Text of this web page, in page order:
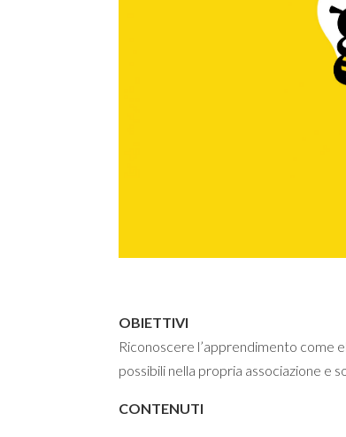
OBIETTIVI
Riconoscere l’apprendimento come
possibili nella propria associazione e
CONTENUTI